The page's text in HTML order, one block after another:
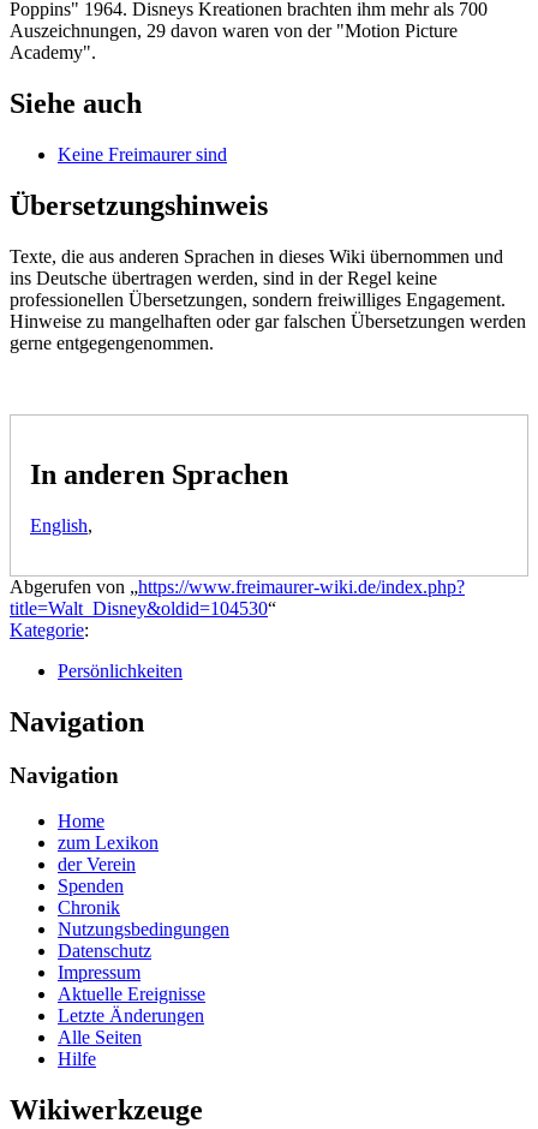
Poppins" 1964. Disneys Kreationen brachten ihm mehr als 700
Auszeichnungen, 29 davon waren von der "Motion Picture
Academy".
Siehe auch
Keine Freimaurer sind
Übersetzungshinweis
Texte, die aus anderen Sprachen in dieses Wiki übernommen und
ins Deutsche übertragen werden, sind in der Regel keine
professionellen Übersetzungen, sondern freiwilliges Engagement.
Hinweise zu mangelhaften oder gar falschen Übersetzungen werden
gerne entgegengenommen.
In anderen Sprachen
English,
Abgerufen von „https://www.freimaurer-wiki.de/index.php?
title=Walt_Disney&oldid=104530“
Kategorie:
Persönlichkeiten
Navigation
Navigation
Home
zum Lexikon
der Verein
Spenden
Chronik
Nutzungsbedingungen
Datenschutz
Impressum
Aktuelle Ereignisse
Letzte Änderungen
Alle Seiten
Hilfe
Wikiwerkzeuge